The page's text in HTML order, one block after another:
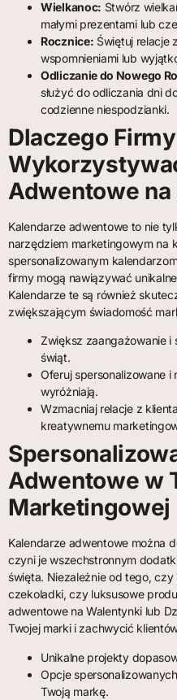
Wielkanoc: Stwórz
małymi prezentami lub
Rocznice: Świętuj relacje
wspomnieniami lub
Odliczanie do Nowego
służyć do odliczania dni
codzienne niespodzianki.
Dlaczego
Adwentowe na
Kalendarze adwentowe to nie
narzędziem marketingowym na
spersonalizowanym
firmy mogą nawiązywać
Kalendarze te są również
zwiększającym świadomość
Zwiększ zaangażowanie
świąt.
Oferuj spersonalizowane
wyróżniają.
Wzmacniaj relacje z
kreatywnemu
Adwentowe w
Marketingowej
Kalendarze adwentowe można
czyni je wszechstronnym
święta. Niezależnie od tego,
czekoladki, czy luksusowe
adwentowe na Walentynki lub
Twojej marki i zachwycić
Unikalne projekty
Opcje
Twoją markę.